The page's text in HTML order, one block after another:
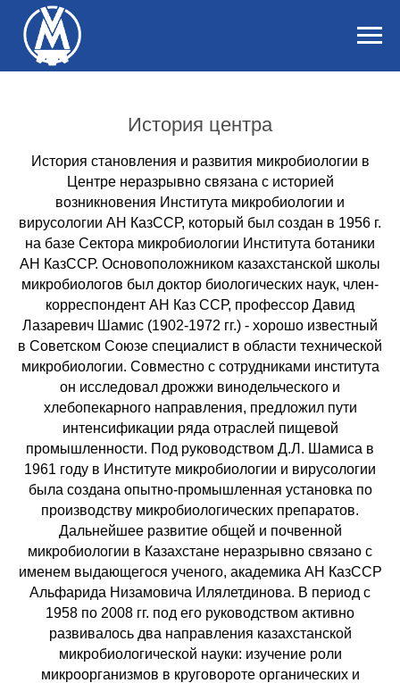
История центра
История становления и развития микробиологии в
Центре неразрывно связана с историей
возникновения Института микробиологии и
вирусологии АН КазССР, который был создан в 1956 г.
на базе Сектора микробиологии Института ботаники
АН КазССР. Основоположником казахстанской школы
микробиологов был доктор биологических наук, член-
корреспондент АН Каз ССР, профессор Давид
Лазаревич Шамис (1902-1972 гг.) - хорошо известный
в Советском Союзе специалист в области технической
микробиологии. Совместно с сотрудниками института
он исследовал дрожжи винодельческого и
хлебопекарного направления, предложил пути
интенсификации ряда отраслей пищевой
промышленности. Под руководством Д.Л. Шамиса в
1961 году в Институте микробиологии и вирусологии
была создана опытно-промышленная установка по
производству микробиологических препаратов.
Дальнейшее развитие общей и почвенной
микробиологии в Казахстане неразрывно связано с
именем выдающегося ученого, академика АН КазССР
Альфарида Низамовича Илялетдинова. В период с
1958 по 2008 гг. под его руководством активно
развивалось два направления казахстанской
микробиологической науки: изучение роли
микроорганизмов в круговороте органических и